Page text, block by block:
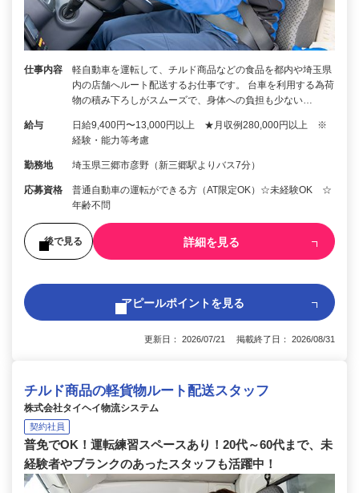
仕事内容
軽自動車を運転して、チルド商品などの食品を都内や埼玉県
内の店舗へルート配送するお仕事です。 台車を利用する為荷
物の積み下ろしがスムーズで、身体への負担も少ない…
給与
日給9,400円〜13,000円以上 ★月収例280,000円以上 ※
経験・能力等考慮
勤務地 埼玉県三郷市彦野（新三郷駅よりバス7分）
応募資格
普通自動車の運転ができる方（AT限定OK）☆未経験OK ☆
年齢不問
後で見る 詳細を見る
アピールポイントを見る
更新日： 2026/07/21 掲載終了日： 2026/08/31
チルド商品の軽貨物ルート配送スタッフ
株式会社タイヘイ物流システム
契約社員
普免でOK！運転練習スペースあり！20代～60代まで、未
経験者やブランクのあったスタッフも活躍中！